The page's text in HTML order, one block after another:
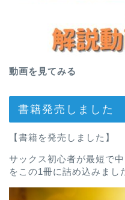
動画を見てみる
書籍発売しました
【書籍を発売しました】
サックス初心者が最短で
をこの1冊に詰め込みまし